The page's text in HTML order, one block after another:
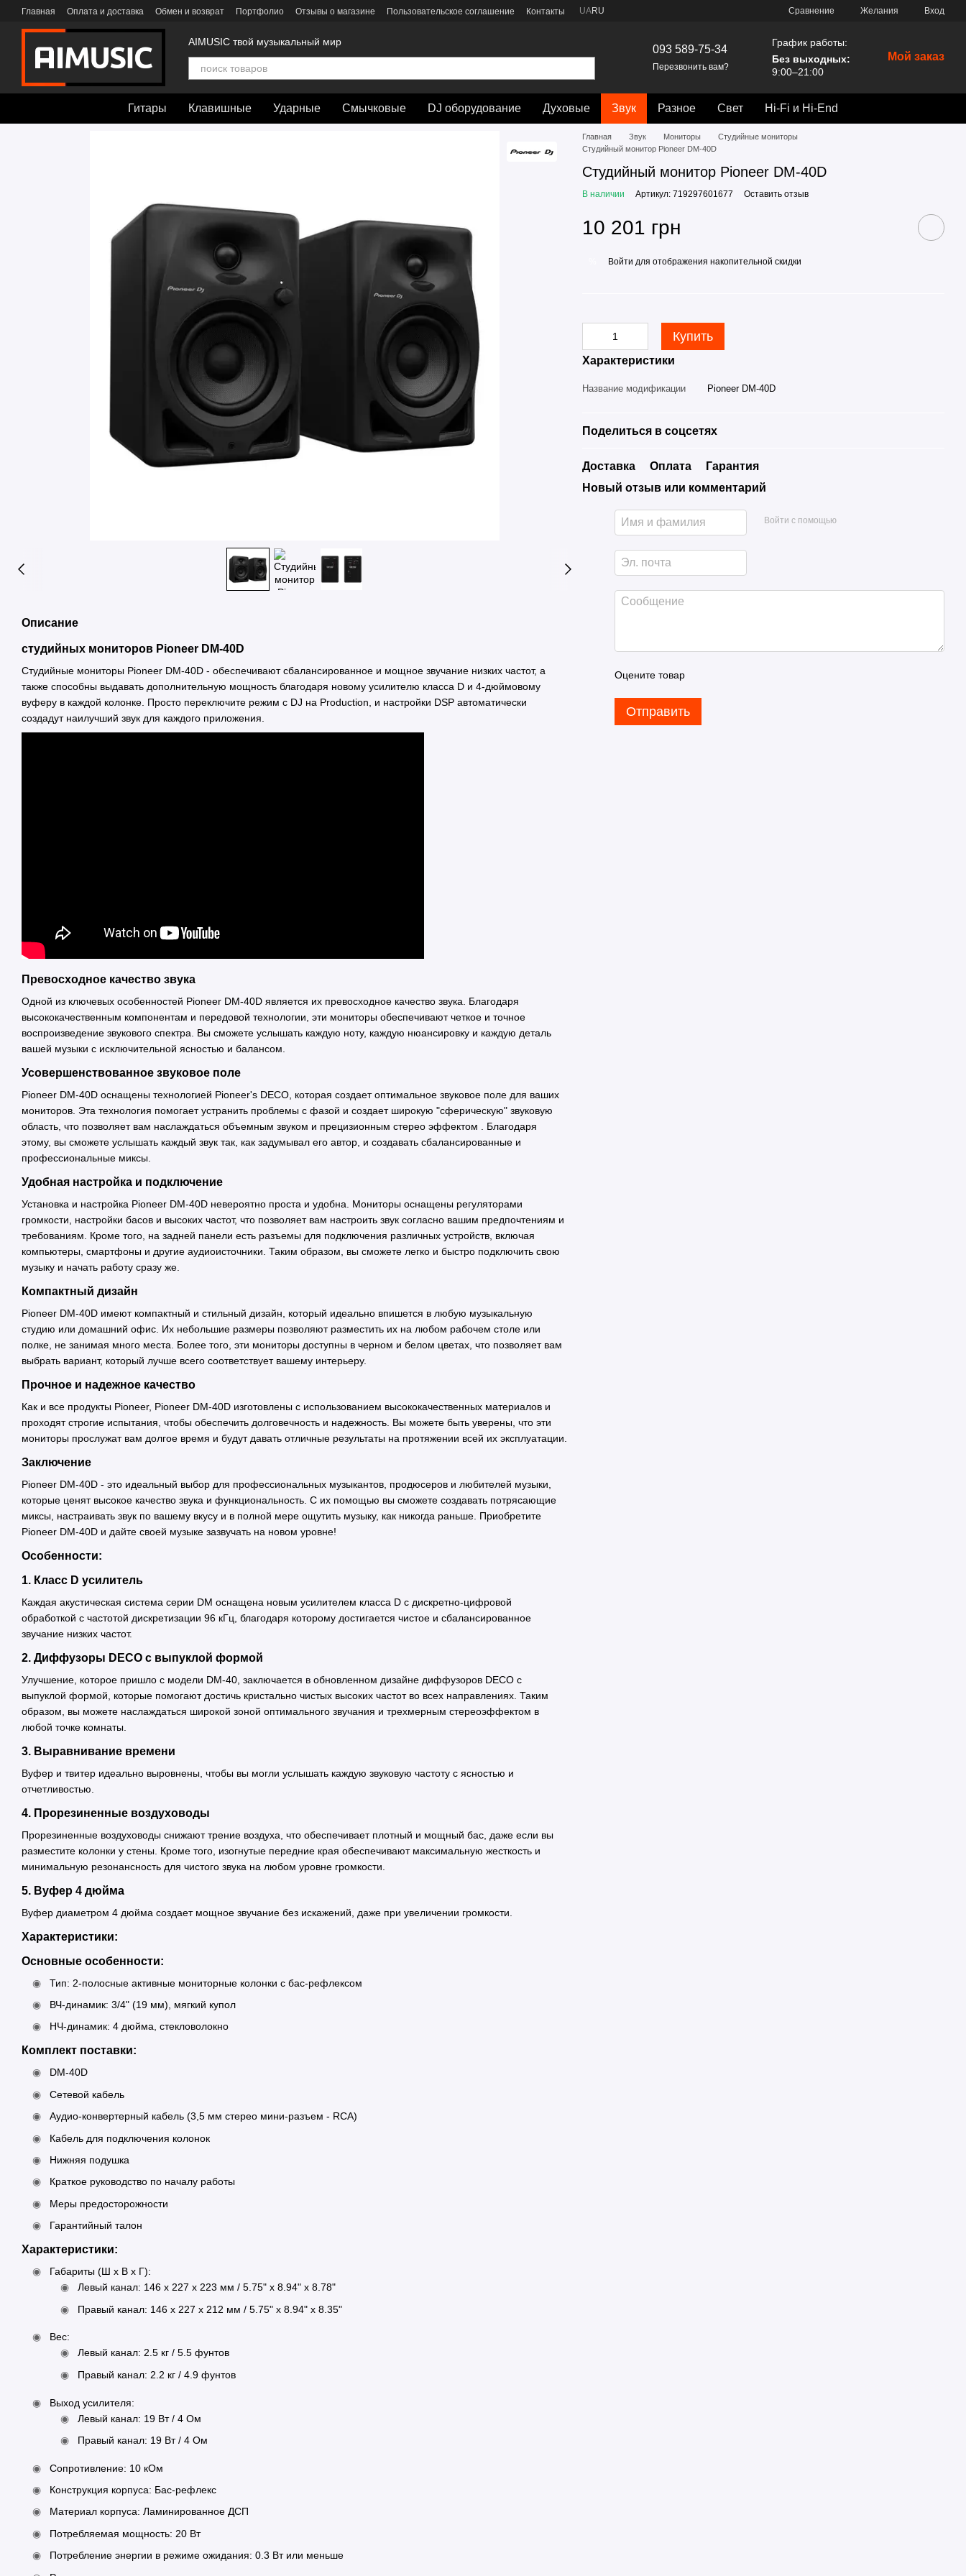
Перейти к основному контенту
Главная Оплата и доставка Обмен и возврат Портфолио Отзывы о магазине Пользовательское соглашение Контакты UARU Сравнение Желания Вход
AIMUSIC твой музыкальный мир
093 589-75-34
Перезвонить вам?
График работы:
Без выходных:
9:00–21:00
Мой заказ
Гитары Клавишные Ударные Смычковые DJ оборудование Духовые Звук Разное Свет Hi-Fi и Hi-End
Описание
студийных мониторов Pioneer DM-40D
Студийные мониторы Pioneer DM-40D - обеспечивают сбалансированное и мощное звучание низких частот, а
также способны выдавать дополнительную мощность благодаря новому усилителю класса D и 4-дюймовому
вуферу в каждой колонке. Просто переключите режим с DJ на Production, и настройки DSP автоматически
создадут наилучший звук для каждого приложения.
Превосходное качество звука
Одной из ключевых особенностей Pioneer DM-40D является их превосходное качество звука. Благодаря
высококачественным компонентам и передовой технологии, эти мониторы обеспечивают четкое и точное
воспроизведение звукового спектра. Вы сможете услышать каждую ноту, каждую нюансировку и каждую деталь
вашей музыки с исключительной ясностью и балансом.
Усовершенствованное звуковое поле
Pioneer DM-40D оснащены технологией Pioneer's DECO, которая создает оптимальное звуковое поле для ваших
мониторов. Эта технология помогает устранить проблемы с фазой и создает широкую "сферическую" звуковую
область, что позволяет вам наслаждаться объемным звуком и прецизионным стерео эффектом . Благодаря
этому, вы сможете услышать каждый звук так, как задумывал его автор, и создавать сбалансированные и
профессиональные миксы.
Удобная настройка и подключение
Установка и настройка Pioneer DM-40D невероятно проста и удобна. Мониторы оснащены регуляторами
громкости, настройки басов и высоких частот, что позволяет вам настроить звук согласно вашим предпочтениям и
требованиям. Кроме того, на задней панели есть разъемы для подключения различных устройств, включая
компьютеры, смартфоны и другие аудиоисточники. Таким образом, вы сможете легко и быстро подключить свою
музыку и начать работу сразу же.
Компактный дизайн
Pioneer DM-40D имеют компактный и стильный дизайн, который идеально впишется в любую музыкальную
студию или домашний офис. Их небольшие размеры позволяют разместить их на любом рабочем столе или
полке, не занимая много места. Более того, эти мониторы доступны в черном и белом цветах, что позволяет вам
выбрать вариант, который лучше всего соответствует вашему интерьеру.
Прочное и надежное качество
Как и все продукты Pioneer, Pioneer DM-40D изготовлены с использованием высококачественных материалов и
проходят строгие испытания, чтобы обеспечить долговечность и надежность. Вы можете быть уверены, что эти
мониторы прослужат вам долгое время и будут давать отличные результаты на протяжении всей их эксплуатации.
Заключение
Pioneer DM-40D - это идеальный выбор для профессиональных музыкантов, продюсеров и любителей музыки,
которые ценят высокое качество звука и функциональность. С их помощью вы сможете создавать потрясающие
миксы, настраивать звук по вашему вкусу и в полной мере ощутить музыку, как никогда раньше. Приобретите
Pioneer DM-40D и дайте своей музыке зазвучать на новом уровне!
Особенности:
1. Класс D усилитель
Каждая акустическая система серии DM оснащена новым усилителем класса D с дискретно-цифровой
обработкой с частотой дискретизации 96 кГц, благодаря которому достигается чистое и сбалансированное
звучание низких частот.
2. Диффузоры DECO с выпуклой формой
Улучшение, которое пришло с модели DM-40, заключается в обновленном дизайне диффузоров DECO с
выпуклой формой, которые помогают достичь кристально чистых высоких частот во всех направлениях. Таким
образом, вы можете наслаждаться широкой зоной оптимального звучания и трехмерным стереоэффектом в
любой точке комнаты.
3. Выравнивание времени
Вуфер и твитер идеально выровнены, чтобы вы могли услышать каждую звуковую частоту с ясностью и
отчетливостью.
4. Прорезиненные воздуховоды
Прорезиненные воздуховоды снижают трение воздуха, что обеспечивает плотный и мощный бас, даже если вы
разместите колонки у стены. Кроме того, изогнутые передние края обеспечивают максимальную жесткость и
минимальную резонансность для чистого звука на любом уровне громкости.
5. Вуфер 4 дюйма
Вуфер диаметром 4 дюйма создает мощное звучание без искажений, даже при увеличении громкости.
Характеристики:
Основные особенности:
Тип: 2-полосные активные мониторные колонки с бас-рефлексом
ВЧ-динамик: 3/4" (19 мм), мягкий купол
НЧ-динамик: 4 дюйма, стекловолокно
Комплект поставки:
DM-40D
Сетевой кабель
Аудио-конвертерный кабель (3,5 мм стерео мини-разъем - RCA)
Кабель для подключения колонок
Нижняя подушка
Краткое руководство по началу работы
Меры предосторожности
Гарантийный талон
Характеристики:
Габариты (Ш x В x Г):
Левый канал: 146 x 227 x 223 мм / 5.75" x 8.94" x 8.78"
Правый канал: 146 x 227 x 212 мм / 5.75" x 8.94" x 8.35"
Вес:
Левый канал: 2.5 кг / 5.5 фунтов
Правый канал: 2.2 кг / 4.9 фунтов
Выход усилителя:
Левый канал: 19 Вт / 4 Ом
Правый канал: 19 Вт / 4 Ом
Сопротивление: 10 кОм
Конструкция корпуса: Бас-рефлекс
Материал корпуса: Ламинированное ДСП
Потребляемая мощность: 20 Вт
Потребление энергии в режиме ожидания: 0.3 Вт или меньше
Главная Звук Мониторы
Студийные мониторы
Студийный монитор Pioneer DM-40D
Студийный монитор Pioneer DM-40D
В наличии Артикул: 719297601677 Оставить отзыв
10 201 грн
Войти для отображения накопительной скидки
Купить
Характеристики
Название модификации Pioneer DM-40D
Поделиться в соцсетях
Доставка Оплата
Гарантия
Новый отзыв или комментарий
Войти с помощью
Оцените товар
Отправить